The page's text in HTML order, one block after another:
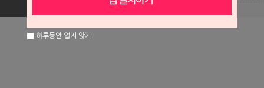
하루동안 열지 않기